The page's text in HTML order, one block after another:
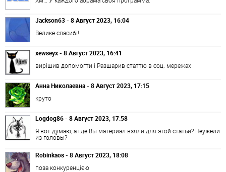
Jackson63 - 8 Август 2023, 16:04
Велике спасибі!
xewseyx - 8 Август 2023, 16:41
вирішив допомогти і Разшарив статтю в соц. мережах
Анна Николаевна - 8 Август 2023, 17:15
круто
Logdog86 - 8 Август 2023, 17:58
Я вот думаю, а где Вы материал взяли для этой статьи? Неужели
из головы?
Robinkaos - 8 Август 2023, 18:08
поза конкуренцією